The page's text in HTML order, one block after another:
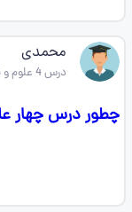
محمدی
درس 4 علوم و فنون ادبی دهم
چطور درس چهار